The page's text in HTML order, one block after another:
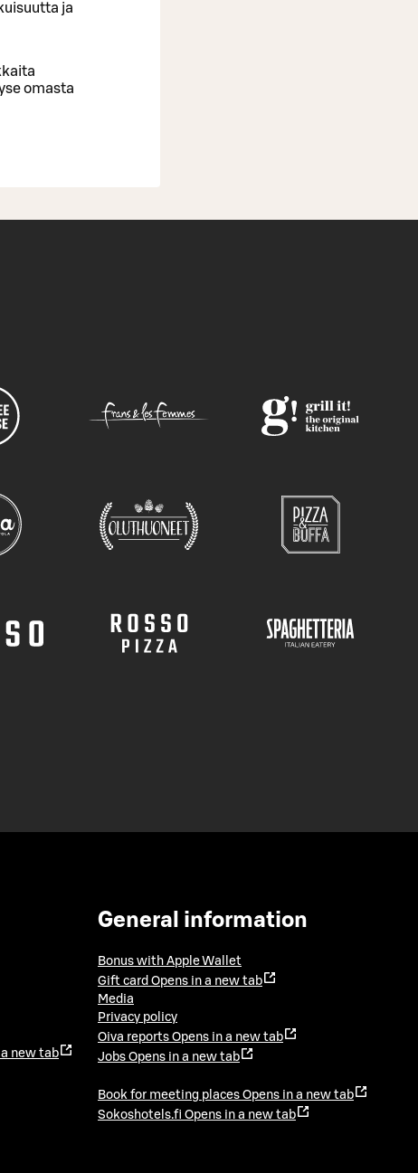
ja
omasta
new tab
General information
Bonus with Apple Wallet
Gift card Opens in a new tab
Media
Privacy policy
Oiva reports Opens in a new tab
Jobs Opens in a new tab
Book for meeting places Opens in a new tab
Sokoshotels.fi Opens in a new tab